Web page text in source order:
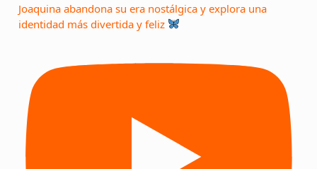
Joaquina abandona su era nostálgica y explora una
identidad más divertida y feliz